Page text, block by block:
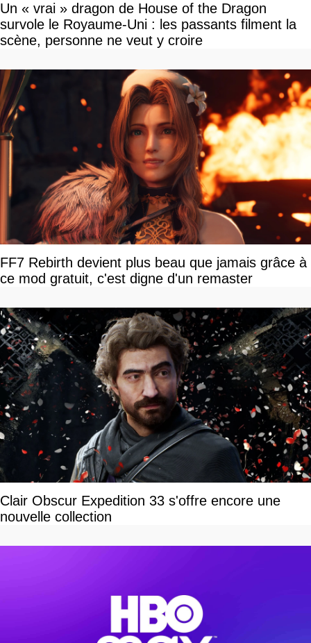
Un « vrai » dragon de House of the Dragon
survole le Royaume-Uni : les passants filment la
scène, personne ne veut y croire
FF7 Rebirth devient plus beau que jamais grâce à
ce mod gratuit, c'est digne d'un remaster
Clair Obscur Expedition 33 s'offre encore une
nouvelle collection